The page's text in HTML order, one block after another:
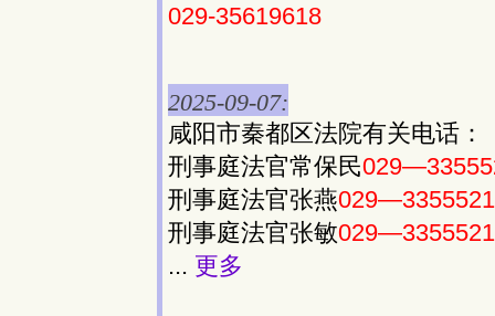
029-35619618
2025-09-07:
咸阳市秦都区法院有关电话：
刑事庭法官常保民
刑事庭法官张燕
刑事庭法官张敏
... 更多